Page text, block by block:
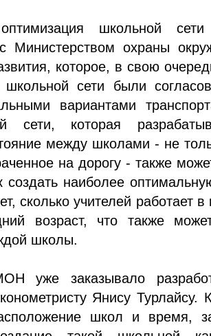
школьной сети
с Министерством охраны
которое, в свою
сети были
вариантами
сети, которая
между школами - не
на дорогу - также
наиболее
сколько учителей работает
возраст, что также
школы.
уже заказывало
Янису Турлайсу.
школ и время,